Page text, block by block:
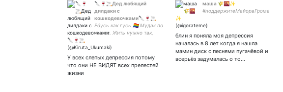
🔪🍷🚬Дед любящий
дилдаки с
кошкодевочками🔪🍷🚬
Ебусь как гусь 🏳‍🌈 Мудак по
жизни. Жить нужно так,
пидором ☝️☝️☝️ Не
русской демократии ✊✊
✊ Оформа с
У всех слепых депрессия потому
что они НЕ ВИДЯТ всех прелестей
жизни
маша 🌾🌇✨
#поддержитеМайораГрома
блин я поняла моя депрессия
началась в 8 лет когда я нашла
мамин диск с песнями пугачёвой и
всерьёз задумалась о то…